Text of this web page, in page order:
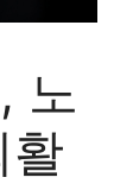
노
활